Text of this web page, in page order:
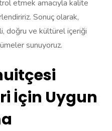
etmek amacıyla kalite
Sonuç olarak,
doğru ve kültürel içeriği
sunuyoruz.
İçin Uygun